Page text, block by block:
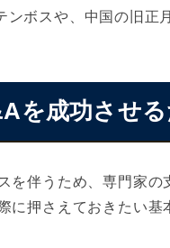
ンボスや、中国の旧正
を成功させ
を伴うため、専門家
に押さえておきたい